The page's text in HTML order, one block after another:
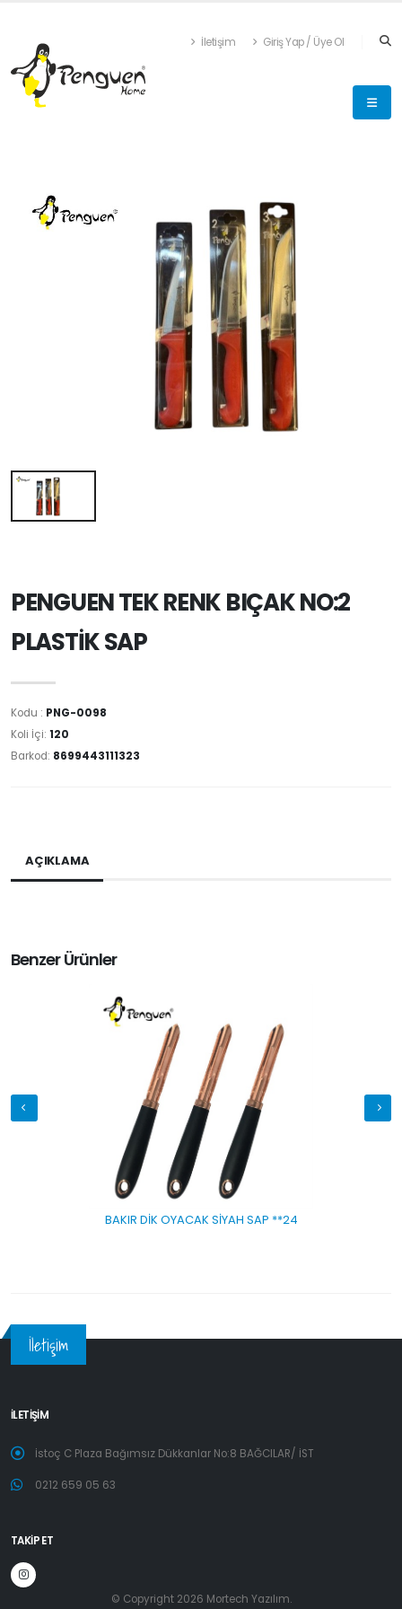
İletişim Giriş Yap / Üye Ol
PENGUEN TEK RENK BIÇAK NO:2
PLASTİK SAP
Kodu : PNG-0098
Koli İçi: 120
Barkod: 8699443111323
AÇIKLAMA
Benzer Ürünler
BAKIR DİK OYACAK SİYAH SAP **24
İletişim
İLETİŞİM
İstoç C Plaza Bağımsız Dükkanlar No:8 BAĞCILAR/ İST
0212 659 05 63
TAKİP ET
© Copyright 2026 Mortech Yazılım.